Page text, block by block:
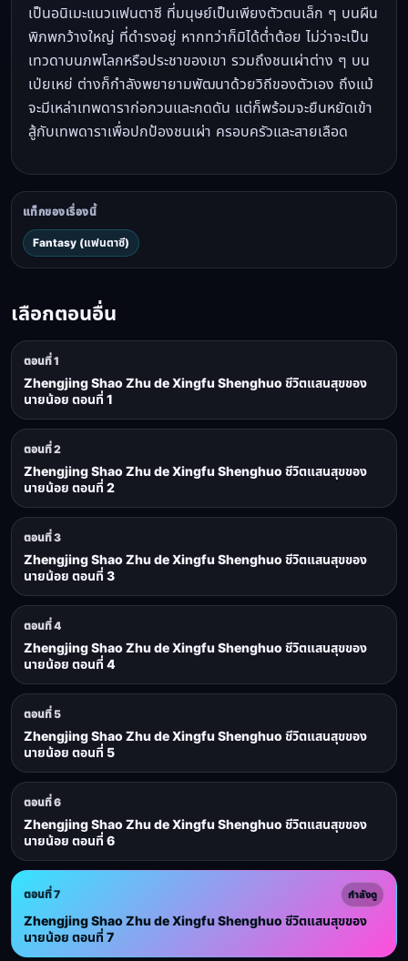
เป็นอนิเมะแนวแฟนตาซี ที่มนุษย์เป็นเพียงตัวตนเล็ก ๆ บนผืน
พิภพกว้างใหญ่ ที่ดำรงอยู่ หากทว่าก็มิได้ต่ำต้อย ไม่ว่าจะเป็น
เทวดาบนภพโลกหรือประชาของเขา รวมถึงชนเผ่าต่าง ๆ บน
เป่ยเหย่ ต่างก็กำลังพยายามพัฒนาด้วยวิถีของตัวเอง ถึงแม้
จะมีเหล่าเทพดาราก่อกวนและกดดัน แต่ก็พร้อมจะยืนหยัดเข้า
สู้กับเทพดาราเพื่อปกป้องชนเผ่า ครอบครัวและสายเลือด
แท็กของเรื่องนี้
Fantasy (แฟนตาซี)
เลือกตอนอื่น
ตอนที่ 1
Zhengjing Shao Zhu de Xingfu Shenghuo ชีวิตแสนสุขของ
นายน้อย ตอนที่ 1
ตอนที่ 2
Zhengjing Shao Zhu de Xingfu Shenghuo ชีวิตแสนสุขของ
นายน้อย ตอนที่ 2
ตอนที่ 3
Zhengjing Shao Zhu de Xingfu Shenghuo ชีวิตแสนสุขของ
นายน้อย ตอนที่ 3
ตอนที่ 4
Zhengjing Shao Zhu de Xingfu Shenghuo ชีวิตแสนสุขของ
นายน้อย ตอนที่ 4
ตอนที่ 5
Zhengjing Shao Zhu de Xingfu Shenghuo ชีวิตแสนสุขของ
นายน้อย ตอนที่ 5
ตอนที่ 6
Zhengjing Shao Zhu de Xingfu Shenghuo ชีวิตแสนสุขของ
นายน้อย ตอนที่ 6
ตอนที่ 7 กำลังดู
Zhengjing Shao Zhu de Xingfu Shenghuo ชีวิตแสนสุขของ
นายน้อย ตอนที่ 7